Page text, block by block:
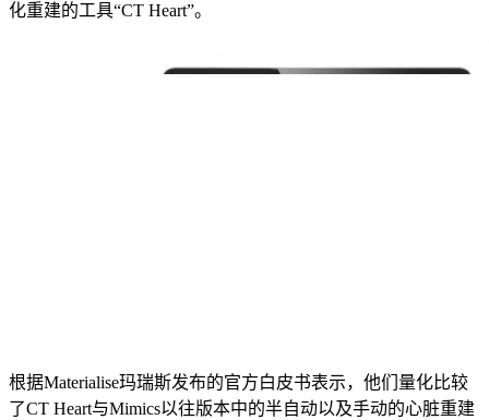
化重建的工具“CT Heart”。
根据Materialise玛瑞斯发布的官方白皮书表示，他们量化比较
了CT Heart与Mimics以往版本中的半自动以及手动的心脏重建